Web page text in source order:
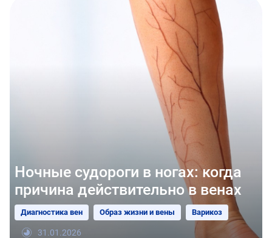
Ночные судороги в ногах: когда
причина действительно в венах
Диагностика вен Образ жизни и вены Варикоз
31.01.2026